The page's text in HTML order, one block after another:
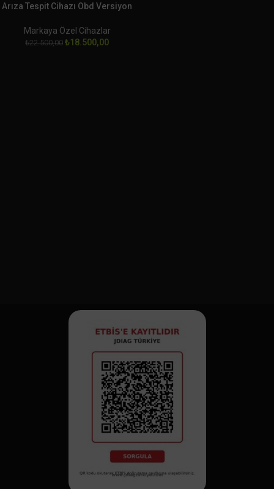
Arıza Tespit Cihazı Obd Versiyon
Markaya Özel Cihazlar
₺22.500,00 ₺18.500,00